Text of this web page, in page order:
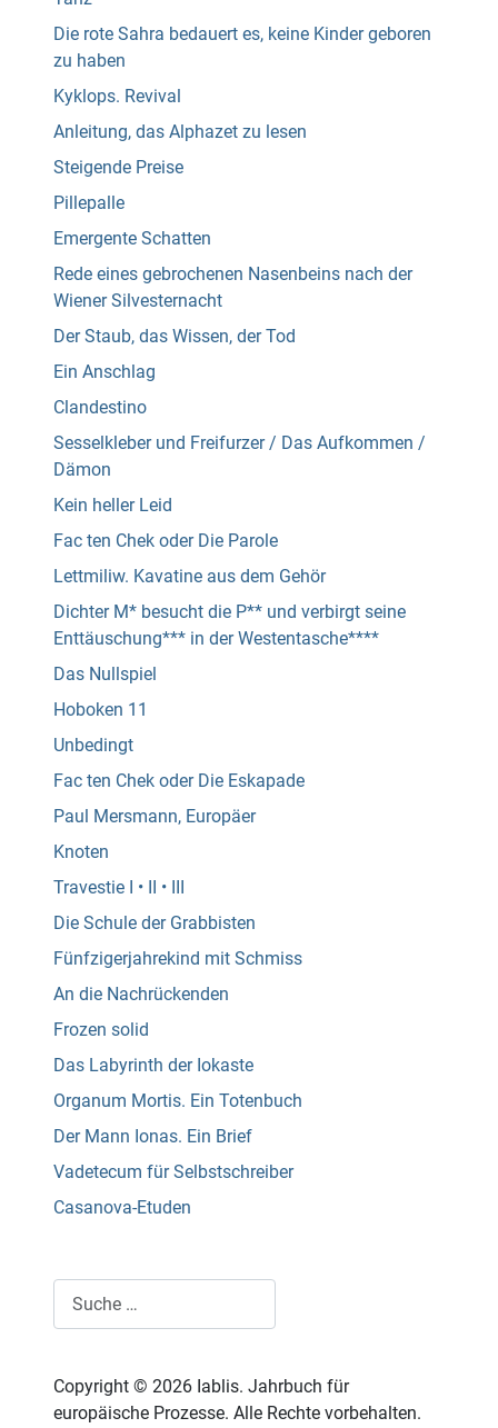
Die rote Sahra bedauert es, keine Kinder geboren
zu haben
Kyklops. Revival
Anleitung, das Alphazet zu lesen
Steigende Preise
Pillepalle
Emergente Schatten
Rede eines gebrochenen Nasenbeins nach der
Wiener Silvesternacht
Der Staub, das Wissen, der Tod
Ein Anschlag
Clandestino
Sesselkleber und Freifurzer / Das Aufkommen /
Dämon
Kein heller Leid
Fac ten Chek oder Die Parole
Lettmiliw. Kavatine aus dem Gehör
Dichter M* besucht die P** und verbirgt seine
Enttäuschung*** in der Westentasche****
Das Nullspiel
Hoboken 11
Unbedingt
Fac ten Chek oder Die Eskapade
Paul Mersmann, Europäer
Knoten
Travestie I • II • III
Die Schule der Grabbisten
Fünfzigerjahrekind mit Schmiss
An die Nachrückenden
Frozen solid
Das Labyrinth der Iokaste
Organum Mortis. Ein Totenbuch
Der Mann Ionas. Ein Brief
Vadetecum für Selbstschreiber
Casanova-Etuden
Copyright © 2026 Iablis. Jahrbuch für
europäische Prozesse. Alle Rechte vorbehalten.